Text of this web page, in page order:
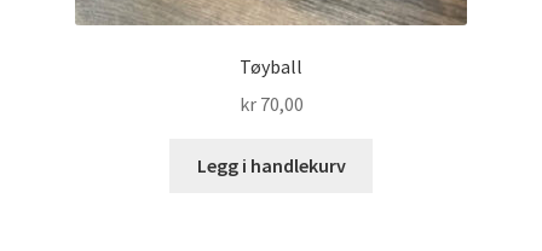
Tøyball
kr70,00
Legg i handlekurv